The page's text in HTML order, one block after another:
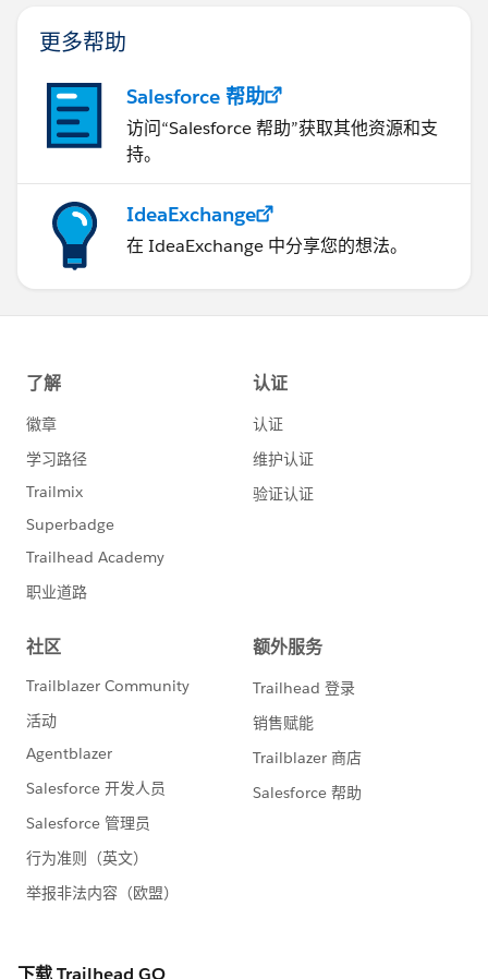
更多帮助
Salesforce 帮助
访问“Salesforce 帮助”获取其他资源和支
持。
IdeaExchange
在 IdeaExchange 中分享您的想法。